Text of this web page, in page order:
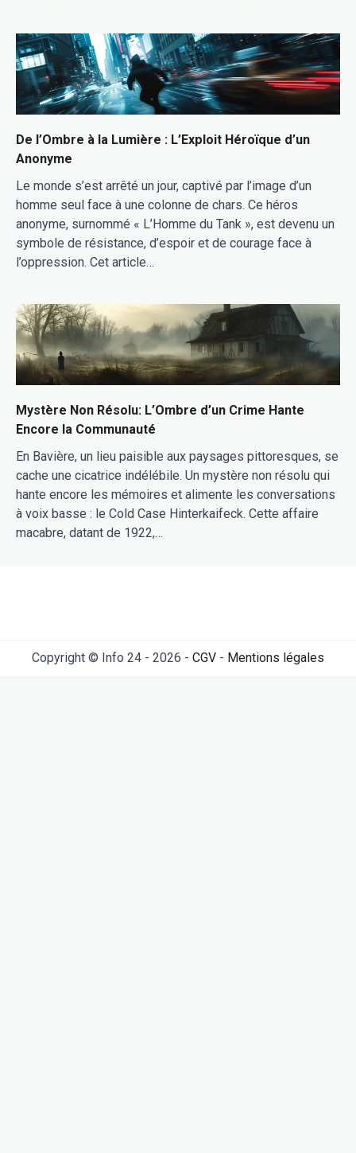
De l’Ombre à la Lumière : L’Exploit Héroïque d’un
Anonyme
Le monde s’est arrêté un jour, captivé par l’image d’un
homme seul face à une colonne de chars. Ce héros
anonyme, surnommé « L’Homme du Tank », est devenu un
symbole de résistance, d’espoir et de courage face à
l’oppression. Cet article…
Mystère Non Résolu: L’Ombre d’un Crime Hante
Encore la Communauté
En Bavière, un lieu paisible aux paysages pittoresques, se
cache une cicatrice indélébile. Un mystère non résolu qui
hante encore les mémoires et alimente les conversations
à voix basse : le Cold Case Hinterkaifeck. Cette affaire
macabre, datant de 1922,…
Copyright © Info 24 - 2026 - CGV - Mentions légales